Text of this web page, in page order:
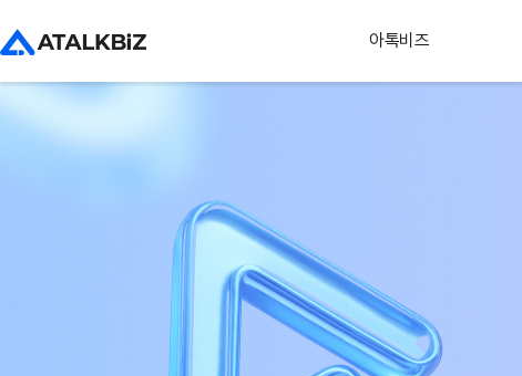
아톡비즈